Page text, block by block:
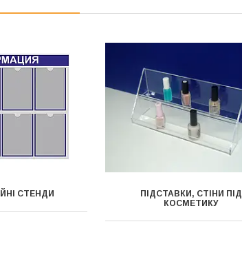
СТЕНДИ
ПІДСТАВКИ, СТІНИ ПІД
КОСМЕТИКУ